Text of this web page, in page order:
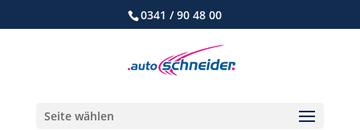
0341 / 90 48 00
Seite wählen